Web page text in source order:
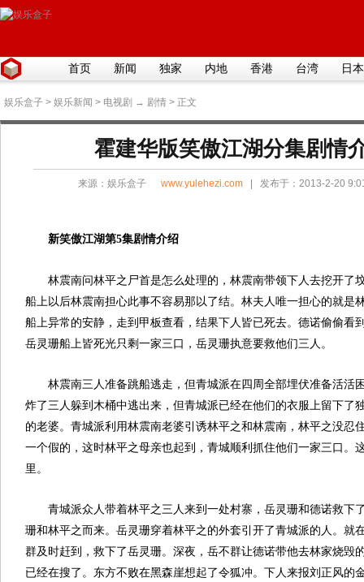
首页 新闻 独家 内地 香港 台湾 日本
娱乐盒子 > 娱乐新闻 > 电视剧 → 剧情 > 正文
霍建华版笑傲江湖分集剧情
来源： 娱乐盒子 www.yulehezi.com | 发布于：2013-2-20
新笑傲江湖第5集剧情介绍
林震南问林平之尸首是怎么处理的，林震南带领下人去挖开了
船上以后林震南担心此事不容易那以了结。林夫人唯一担心的就是
船上异常的安静，走到甲板查看，结果下人皆已死去。德诺偷偷看
岳灵珊船上皆死光只剩一家三口，岳灵珊执意要救他们三人。
林震南三人准备跳船逃走，但青城派在四周全部埋伏准备活活
炸了三人躲到木桶中逃出来，但青城派已经在他们的衣服上留下了
的老婆。青城派利用林震南老婆引诱林平之和林震南，林平之没忍
一个假的，这时林平之母亲也起到，青城顺利抓住他们一家三口。
里。
青城派众人带着林平之三人来到一处村寨，岳灵珊和德诺救下
珊和林平之而来。岳灵珊穿着林平之的外套引开了青城派的人。就
群及时赶到，救下了岳灵珊。深夜，岳不群让德诺带他去林家烧毁
已经在搜了。东方不败在黑森崖想起了令狐冲。下人来报刘正风的